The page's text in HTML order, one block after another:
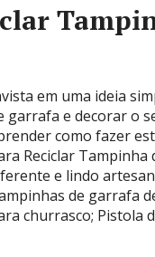
em uma ideia
garrafa e decorar o
como fazer
Reciclar Tampinha
e lindo
de garrafa
churrasco; Pistola